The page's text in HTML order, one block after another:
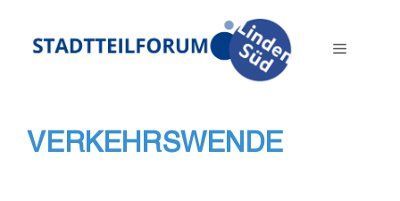
springen
Menü
VERKEHRSWENDE